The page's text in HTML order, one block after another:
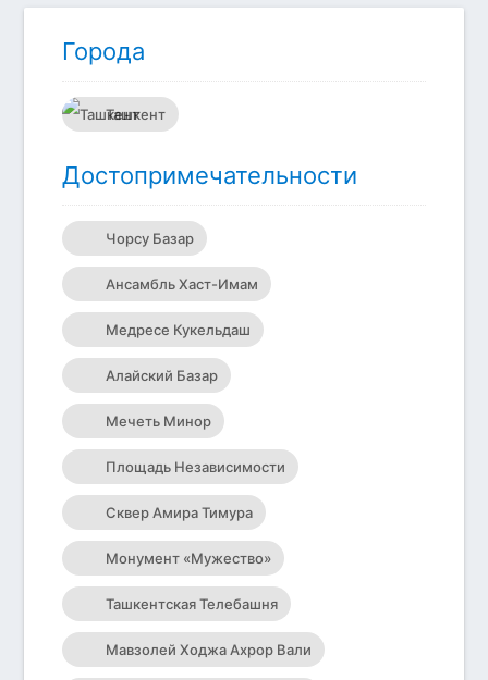
Города
Ташкент
Достопримечательности
Чорсу Базар
Ансамбль Хаст-Имам
Медресе Кукельдаш
Алайский Базар
Мечеть Минор
Площадь Независимости
Сквер Амира Тимура
Монумент «Мужество»
Ташкентская Телебашня
Мавзолей Ходжа Ахрор Вали